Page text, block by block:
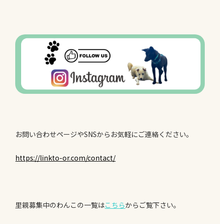
お問い合わせページやSNSからお気軽にご連絡ください。
https://linkto-or.com/contact/
里親募集中のわんこの一覧はこちらからご覧下さい。